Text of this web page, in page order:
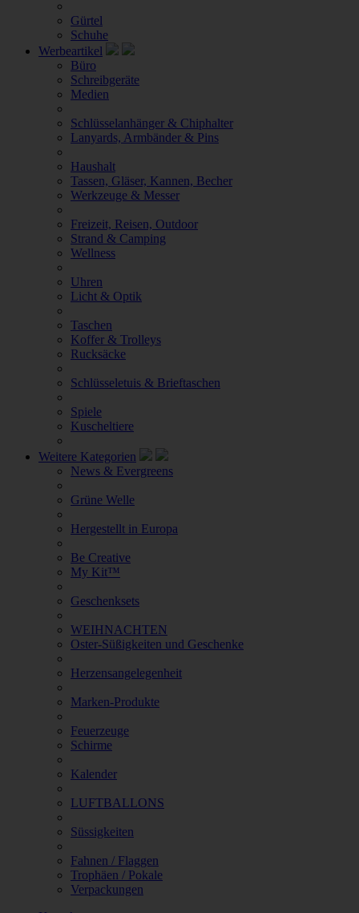
Gürtel
Schuhe
Werbeartikel
Büro
Schreibgeräte
Medien
Schlüsselanhänger & Chiphalter
Lanyards, Armbänder & Pins
Haushalt
Tassen, Gläser, Kannen, Becher
Werkzeuge & Messer
Freizeit, Reisen, Outdoor
Strand & Camping
Wellness
Uhren
Licht & Optik
Taschen
Koffer & Trolleys
Rucksäcke
Schlüsseletuis & Brieftaschen
Spiele
Kuscheltiere
Weitere Kategorien
News & Evergreens
Grüne Welle
Hergestellt in Europa
Be Creative
My Kit™
Geschenksets
WEIHNACHTEN
Oster-Süßigkeiten und Geschenke
Herzensangelegenheit
Marken-Produkte
Feuerzeuge
Schirme
Kalender
LUFTBALLONS
Süssigkeiten
Fahnen / Flaggen
Trophäen / Pokale
Verpackungen